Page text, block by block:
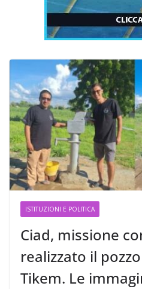
ISTITUZIONI E POLITICA
Ciad, missione
realizzato il
Tikem. Le